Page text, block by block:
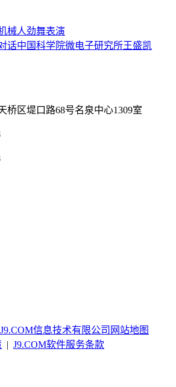
械人劲舞表演
话中国科学院微电子研究所王盛凯
桥区堤口路68号名泉中心1309室
信息技术有限公司 网站地图
J9.COM软件服务条款